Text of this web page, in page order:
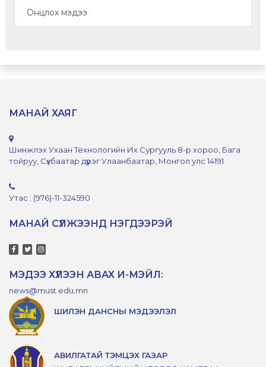
Онцлох мэдээ
МАНАЙ ХАЯГ
Шинжлэх Ухаан Технологийн Их Сургууль 8-р хороо, Бага
тойруу, Сүхбаатар дүүрэг Улаанбаатар, Монгол улс 14191
Утас : (976)-11-324590
МАНАЙ СҮЛЖЭЭНД НЭГДЭЭРЭЙ
МЭДЭЭ ХҮЛЭЭН АВАХ И-МЭЙЛ:
news@must.edu.mn
ШИЛЭН ДАНСНЫ МЭДЭЭЛЭЛ
АВИЛГАТАЙ ТЭМЦЭХ ГАЗАР